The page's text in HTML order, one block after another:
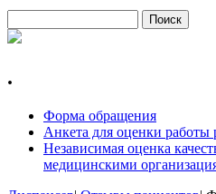
Форма поиска
.
Форма обращения
Анкета для оценки работы
Независимая оценка
медицинскими